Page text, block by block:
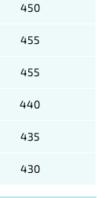
450
455
455
440
435
430